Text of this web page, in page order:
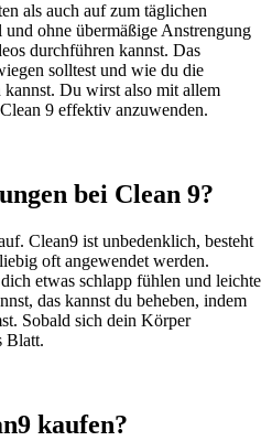
als auch auf zum täglichen
ohne übermäßige Anstrengung
durchführen kannst. Das
solltest und wie du die
Du wirst also mit allem
9 effektiv anzuwenden.
bei Clean 9?
Clean9 ist unbedenklich, besteht
oft angewendet werden.
etwas schlapp fühlen und leichte
das kannst du beheben, indem
Sobald sich dein Körper
Blatt.
kaufen?